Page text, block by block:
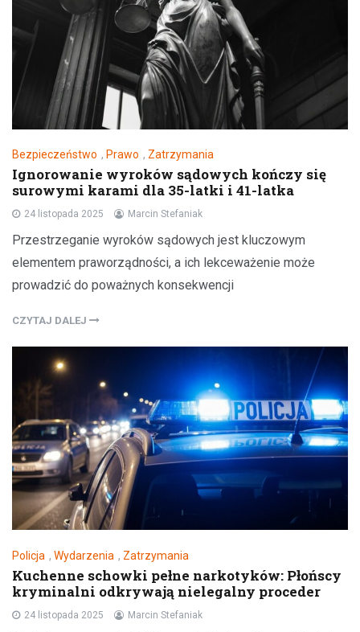
Bezpieczeństwo , Prawo , Zatrzymania
Ignorowanie wyroków sądowych kończy się
surowymi karami dla 35-latki i 41-latka
24 listopada 2025 Marcin Stefaniak
Przestrzeganie wyroków sądowych jest kluczowym
elementem praworządności, a ich lekceważenie może
prowadzić do poważnych konsekwencji
CZYTAJ DALEJ
Policja , Wydarzenia , Zatrzymania
Kuchenne schowki pełne narkotyków: Płońscy
kryminalni odkrywają nielegalny proceder
24 listopada 2025 Marcin Stefaniak